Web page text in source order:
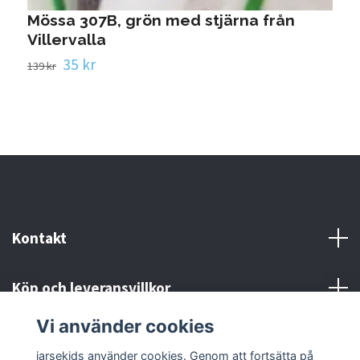
Mössa 307B, grön med stjärna från
Villervalla
139 kr 35 kr
Kontakt
Köp och leveransvillkor
Sociala medier
Vi använder cookies
jarsekids använder cookies. Genom att fortsätta på